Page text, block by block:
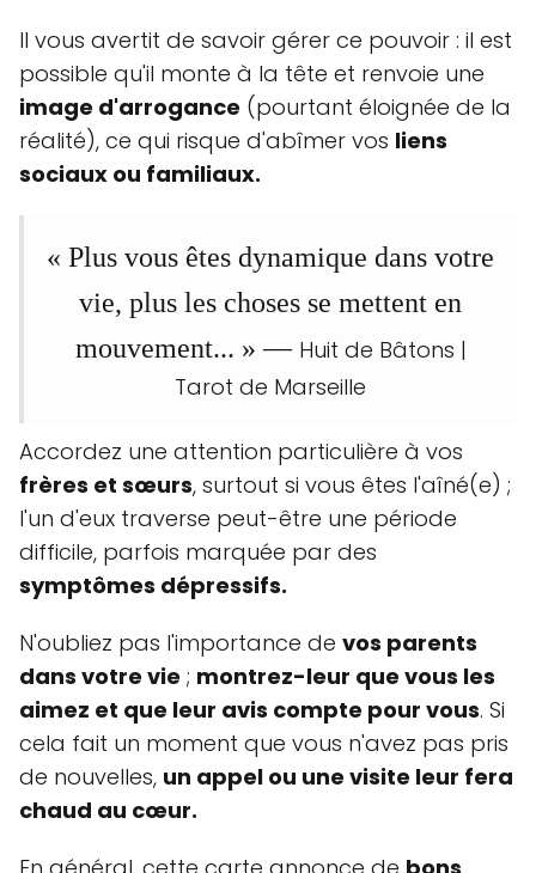
Il vous avertit de savoir gérer ce pouvoir : il est
possible qu'il monte à la tête et renvoie une
image d'arrogance (pourtant éloignée de la
réalité), ce qui risque d'abîmer vos liens
sociaux ou familiaux.
« Plus vous êtes dynamique dans votre
vie, plus les choses se mettent en
mouvement... » — Huit de Bâtons |
Tarot de Marseille
Accordez une attention particulière à vos
frères et sœurs, surtout si vous êtes l'aîné(e) ;
l'un d'eux traverse peut-être une période
difficile, parfois marquée par des
symptômes dépressifs.
N'oubliez pas l'importance de vos parents
dans votre vie ; montrez-leur que vous les
aimez et que leur avis compte pour vous. Si
cela fait un moment que vous n'avez pas pris
de nouvelles, un appel ou une visite leur fera
chaud au cœur.